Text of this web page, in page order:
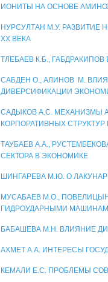
ИОНИТЫ НА ОСНОВЕ
НУРСУЛТАН М.У. РАЗВИТИЕ
XX ВЕКА
ТЛЕБАЕВ К.Б.,
САБДЕН О., АЛИНОВ М.
ДИВЕРСИФИКАЦИИ
САДЫКОВ А.С. МЕХАНИЗМЫ
КОРПОРАТИВНЫХ
ТАУБАЕВ А.А.,
СЕКТОРА В ЭКОНОМИКЕ
ШИНГАРЕВА М.Ю. О
МУСАБАЕВ М.О.,
ГИДРОУДАРНЫМИ
БАБАШЕВА М.Н. ВЛИЯНИЕ
АХМЕТ А.А. ИНТЕРЕСЫ
КЕМАЛИ Е.С. ПРОБЛЕМЫ